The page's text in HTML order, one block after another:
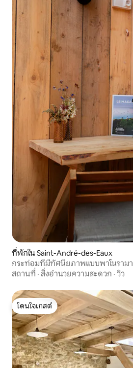
ที่พักใน Saint-André-des-Eaux
กระท่อมที่มีทัศนียภาพแบบพาโนรามา
สถานที่ · สิ่งอำนวยความสะดวก · วิว
โดนใจเกสต์
โดนใจเกสต์